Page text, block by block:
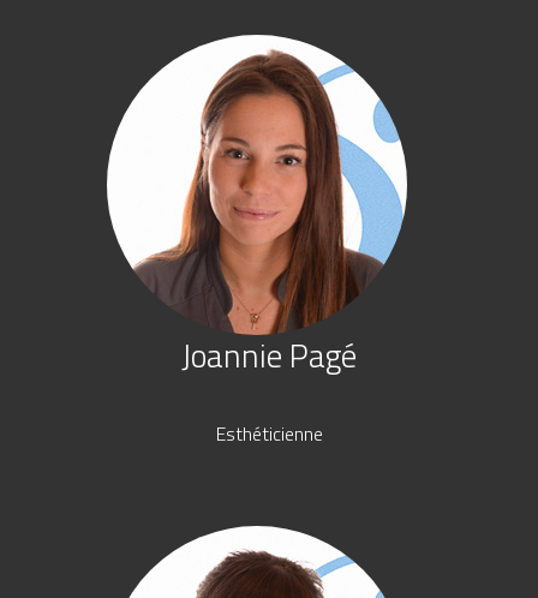
Joannie Pagé
Esthéticienne